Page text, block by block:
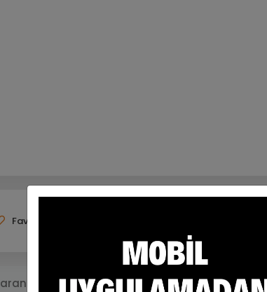
Favorilerime Ekle
ve Teslimat Taksit Seçenekleri